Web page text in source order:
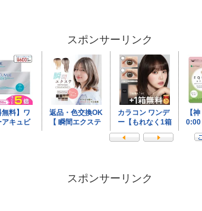
スポンサーリンク
スポンサーリンク